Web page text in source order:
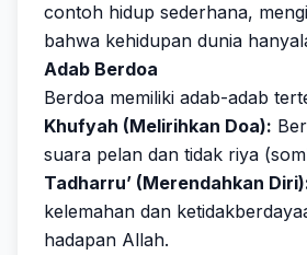
contoh hidup sederhana,
bahwa kehidupan dunia
Adab Berdoa
Berdoa memiliki adab-adab
Khufyah (Melirihkan Doa):
suara pelan dan tidak riya
Tadharru’ (Merendahkan
kelemahan dan
hadapan Allah.